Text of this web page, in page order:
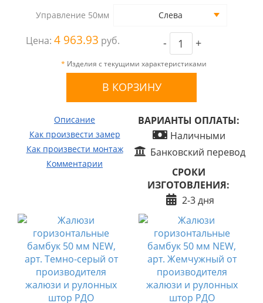
Управление 50мм Слева
Цена: 4 963.93 руб. - +
* Изделия с текущими характеристиками
Описание
Как произвести замер
Как произвести монтаж
Комментарии
ВАРИАНТЫ ОПЛАТЫ:
Наличными
Банковский перевод
СРОКИ
ИЗГОТОВЛЕНИЯ:
2-3 дня